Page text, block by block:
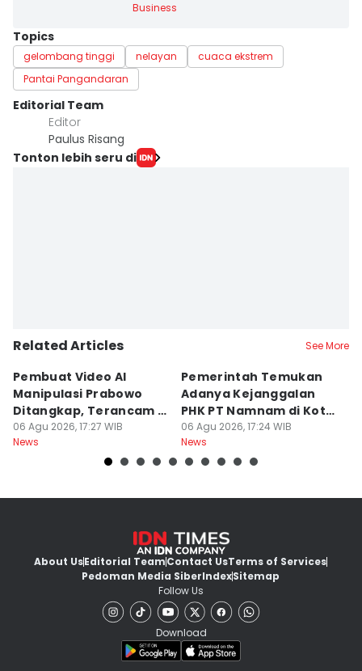
Business
Topics
gelombang tinggi nelayan
cuaca ekstrem
Pantai Pangandaran
Editorial Team
Editor
Paulus Risang
Tonton lebih seru di
Related Articles See More
Pembuat Video AI
Manipulasi Prabowo
Ditangkap, Terancam 12
Tahun Bui
06 Agu 2026, 17:27 WIB
News
Pemerintah Temukan
Adanya Kejanggalan
PHK PT Namnam di Kota
Cimahi
06 Agu 2026, 17:24 WIB
News
About UsEditorial TeamContact UsTerms of Services
Pedoman Media SiberIndexSitemap
Follow Us
Download